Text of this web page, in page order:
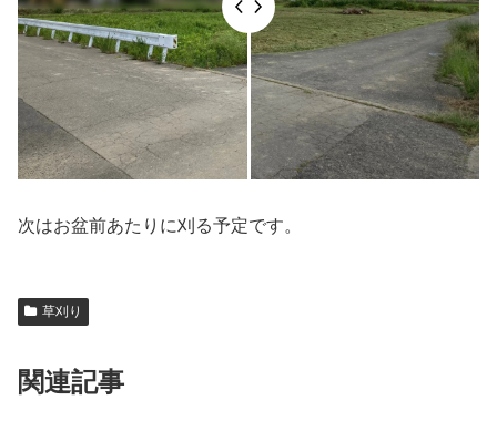
次はお盆前あたりに刈る予定です。
草刈り
関連記事